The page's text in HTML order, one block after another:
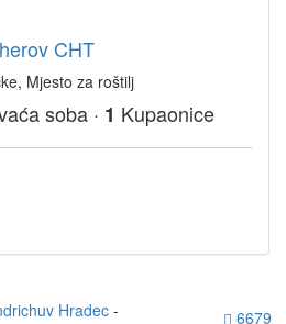
CHT
Mjesto za roštilj
soba · 1 Kupaonice
Hradec-
6679